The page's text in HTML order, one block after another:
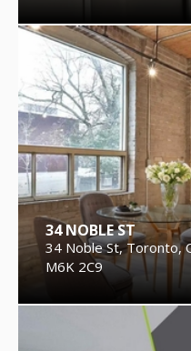
34 NOBLE ST
34 Noble St, Toronto,
M6K 2C9